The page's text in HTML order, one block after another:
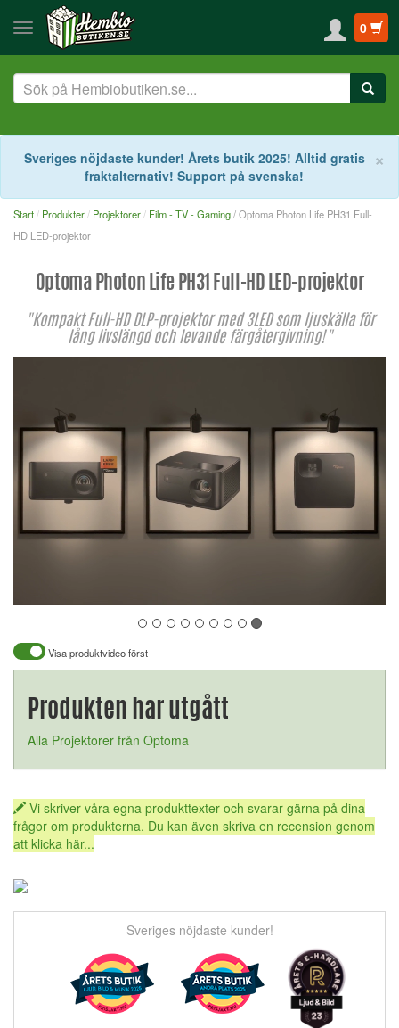
0
×
Sveriges nöjdaste kunder! Årets butik 2025! Alltid gratis
fraktalternativ! Support på svenska!
Start Produkter Projektorer Film - TV - Gaming/ Optoma Photon Life PH31 Full-
HD LED-projektor
Optoma Photon Life PH31 Full-HD LED-projektor
"Kompakt Full-HD DLP-projektor med 3LED som ljuskälla för
lång livslängd och levande färgåtergivning!"
Visa produktvideo först
Produkten har utgått
Alla Projektorer från Optoma
Vi skriver våra egna produkttexter och svarar gärna på dina
frågor om produkterna. Du kan även skriva en recension genom
att klicka här...
Sveriges nöjdaste kunder!